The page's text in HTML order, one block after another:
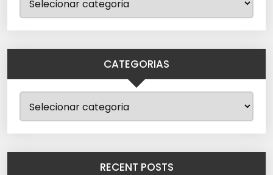
CATEGORIAS
RECENT POSTS